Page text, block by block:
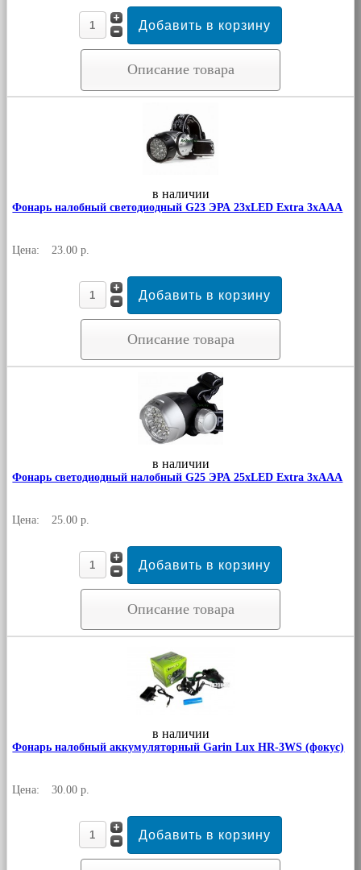
Описание товара
в наличии
Фонарь налобный светодиодный G23 ЭРА 23xLED Extra 3хААА
Цена: 23.00 р.
Описание товара
в наличии
Фонарь светодиодный налобный G25 ЭРА 25xLED Extra 3хААА
Цена: 25.00 р.
Описание товара
в наличии
Фонарь налобный аккумуляторный Garin Lux HR-3WS (фокус)
Цена: 30.00 р.